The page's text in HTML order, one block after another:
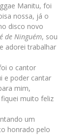
Manitu, foi
nossa, já o
disco novo
de Ninguém, sou
adorei trabalhar
o cantor
e poder cantar
mim,
muito feliz
um
honrado pelo